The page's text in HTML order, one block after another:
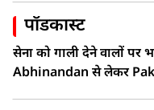
पॉडकास्ट
सेना को गाली देने वालों
Abhinandan से लेकर